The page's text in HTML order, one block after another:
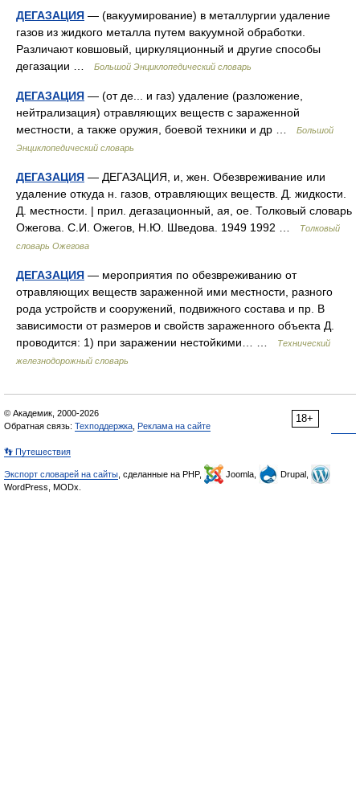
ДЕГАЗАЦИЯ — (вакуумирование) в металлургии удаление
газов из жидкого металла путем вакуумной обработки.
Различают ковшовый, циркуляционный и другие способы
дегазации …
Большой Энциклопедический словарь
ДЕГАЗАЦИЯ — (от де... и газ) удаление (разложение,
нейтрализация) отравляющих веществ с зараженной
местности, а также оружия, боевой техники и др …
Большой
Энциклопедический словарь
ДЕГАЗАЦИЯ — ДЕГАЗАЦИЯ, и, жен. Обезвреживание или
удаление откуда н. газов, отравляющих веществ. Д. жидкости.
Д. местности. | прил. дегазационный, ая, ое. Толковый словарь
Ожегова. С.И. Ожегов, Н.Ю. Шведова. 1949 1992 …
Толковый
словарь Ожегова
ДЕГАЗАЦИЯ — мероприятия по обезвреживанию от
отравляющих веществ зараженной ими местности, разного
рода устройств и сооружений, подвижного состава и пр. В
зависимости от размеров и свойств зараженного объекта Д.
проводится: 1) при заражении нестойкими… …
Технический
железнодорожный словарь
18+
© Академик, 2000-2026
Обратная связь: Техподдержка Реклама на сайте
👣 Путешествия
Экспорт словарей на сайты , сделанные на PHP, Joomla,
Drupal,
WordPress, MODx.